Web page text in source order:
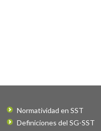
Normatividad en SST
Definiciones del SG-SST